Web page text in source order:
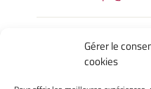
Gérer le
cookies
INFORMATIONS
Mentions légales